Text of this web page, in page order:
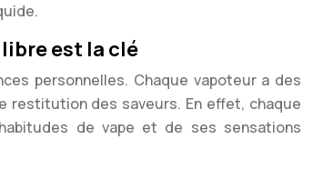
est la clé
personnelles. Chaque vapoteur a des
des saveurs. En effet, chaque
de vape et de ses sensations